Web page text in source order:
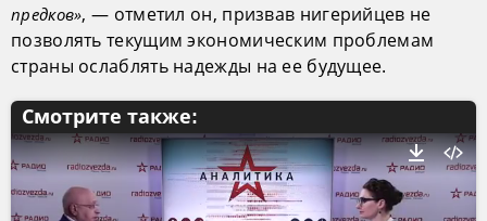
предков», — отметил он, призвав нигерийцев не
позволять текущим экономическим проблемам
страны ослаблять надежды на ее будущее.
Смотрите также: